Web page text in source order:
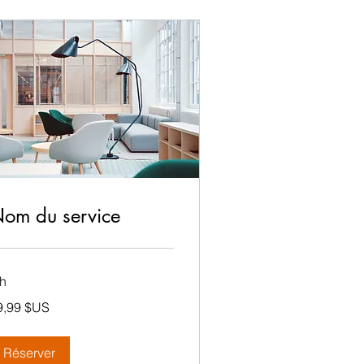
du service
$US
Réserver